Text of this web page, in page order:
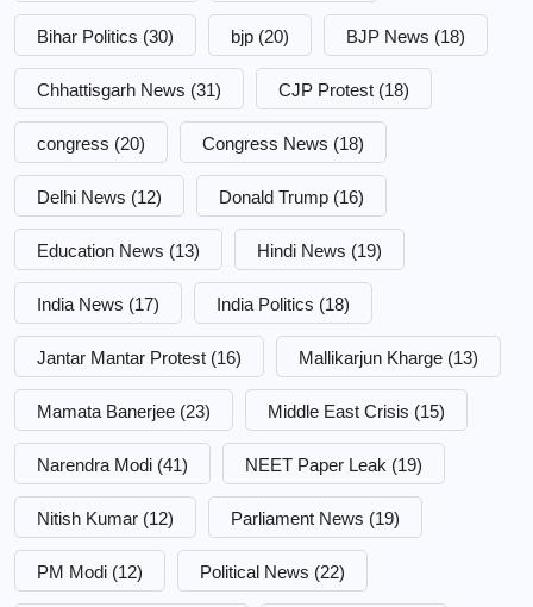
Bihar Politics (30) bjp (20) BJP News (18)
Chhattisgarh News (31) CJP Protest (18)
congress (20) Congress News (18)
Delhi News (12) Donald Trump (16)
Education News (13) Hindi News (19)
India News (17) India Politics (18)
Jantar Mantar Protest (16) Mallikarjun Kharge (13)
Mamata Banerjee (23) Middle East Crisis (15)
Narendra Modi (41) NEET Paper Leak (19)
Nitish Kumar (12) Parliament News (19)
PM Modi (12) Political News (22)